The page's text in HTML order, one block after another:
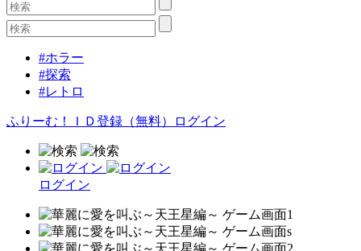
#ホラー
#探索
#レトロ
ふりーむ！ＩＤ登録（無料） ログイン
ログイン